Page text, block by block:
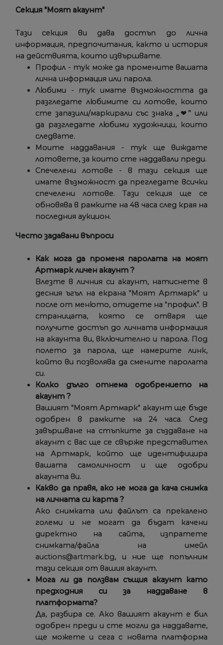
Секция "Моят акаунт"
Тази секция ви дава достъп до лична
информация, предпочитания, както и история
на действията, които извършвате.
Профил - тук може да промените вашата
лична информация или парола.
Любими - тук имате възможността да
разгледате любимите си лотове, които
сте запазили/маркирали със знака „❤” или
да разгледате любими художници, които
следвате.
Моите наддавания - тук ще виждате
лотовете, за които сте наддавали преди.
Спечелени лотове - в тази секция ще
имате възможност да прегледате всички
спечелени лотове. Тази секция ще се
обновява в рамките на 48 часа след края на
последния аукцион.
Често задавани въпроси
Как мога да променя паролата на моят
Aртмарк личен акаунт ?
Влезте в личния си акаунт, натиснете в
десния ъгъл на екрана "Моят Артмарк" и
после от менюто, отидете на "профил". В
страницата, която се отваря ще
получите достъп до личната информация
на акаунта ви, включително и парола. Под
полето за парола, ще намерите линк,
който ви позволява да смените паролата
си.
Колко дълго отнема одобрението на
акаунт ?
Вашият "Моят Артмарк" акаунт ще бъде
одобрен в рамките на 24 часа. След
завършване на стъпките за създаване на
акаунт с вас ще се свърже представител
на Артмарк, който ще идентифицира
вашата самоличност и ще одобри
акаунта ви.
Какво да правя, ако не мога да кача снимка
на личната си карта ?
Ако снимката или файлът са прекалено
големи и не могат да бъдат качени
директно на сайта, изпратете
снимката/файла на имейл
auctions@artmark.bg, и ние ще попълним
тази секция от вашия акаунт.
Мога ли да ползвам същия акаунт като
предходния си за наддаване в
платформата?
Да, разбира се. Ако вашият акаунт е бил
одобрен преди и сте могли да наддавате,
ще можете и сега с новата платформа